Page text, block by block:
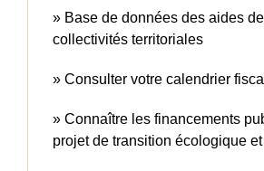
Base de données des aides
collectivités territoriales
Consulter votre calendrier fiscal
Connaître les financements
projet de transition écologique